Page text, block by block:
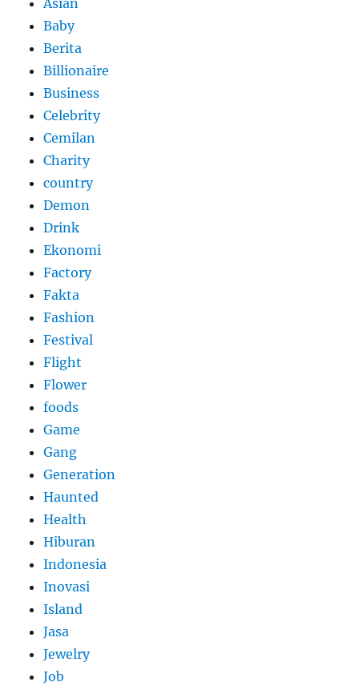
Asian
Baby
Berita
Billionaire
Business
Celebrity
Cemilan
Charity
country
Demon
Drink
Ekonomi
Factory
Fakta
Fashion
Festival
Flight
Flower
foods
Game
Gang
Generation
Haunted
Health
Hiburan
Indonesia
Inovasi
Island
Jasa
Jewelry
Job